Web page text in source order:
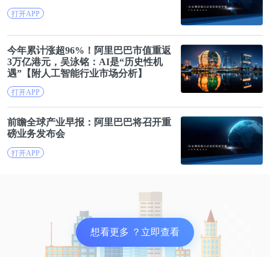
pic/前瞻产业研究院
不过，为远程办公而设计的技术基础设施并没消失，
还在进化。
同时编写一个文档，边写边校对。工作时间弹性大到
甚至需要半夜干活。一周只工作4小时的美梦，很可
能沦为随时随地都在加班的现实。
这样，你还愿意远程办公么？
2019年年末，新型冠状病毒疫情爆发，迅速蔓延至全
球，没有给人们回答的机会。携程10年前的内部试
打开APP
今年累计涨超96%！ 阿里巴巴市值重返
3万亿港元，吴泳铭：AI是“历史性机
遇”【附人工智能行业市场分析】
打开APP
前瞻全球产业早报： 阿里巴巴将召开重
磅业务发布会
打开APP
想看更多 ？立即查看